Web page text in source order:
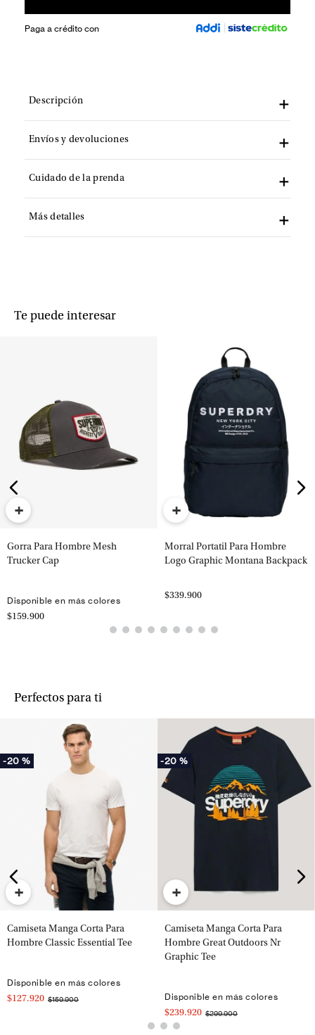
Paga a crédito con
Descripción
Envíos y devoluciones
Cuidado de la prenda
Más detalles
Te puede interesar
+
Gorra Para Hombre Mesh
Trucker Cap
Disponible en más colores
$159.900
+
Morral Portatil Para Hombre
Logo Graphic Montana Backpack
$339.900
Perfectos para ti
-20 %
+
Camiseta Manga Corta Para
Hombre Classic Essential Tee
Disponible en más colores
$127.920 $159.900
-20 %
+
Camiseta Manga Corta Para
Hombre Great Outdoors Nr
Graphic Tee
Disponible en más colores
$239.920 $299.900